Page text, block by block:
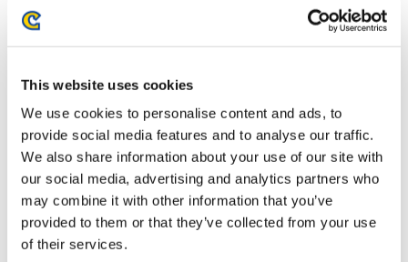
This website uses cookies
We use cookies to personalise content and ads, to
provide social media features and to analyse our traffic.
We also share information about your use of our site with
our social media, advertising and analytics partners who
may combine it with other information that you’ve
provided to them or that they’ve collected from your use
of their services.
バイオハザード30周年 メタルブックマーカー グレース
1,870円
在庫：× |93ポイント
お届け開始日：